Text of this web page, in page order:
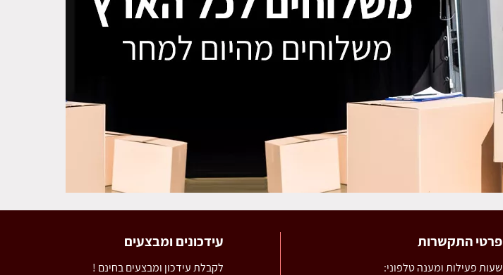
פרטי התקשרות
שעות פעילות ומענה טלפוני:
עידכונים ומבצעים
לקבלת עידכון ומבצעים בחינם !